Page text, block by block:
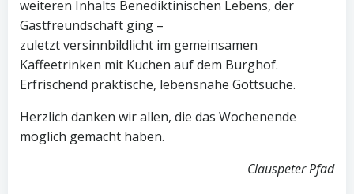
weiteren Inhalts Benediktinischen Lebens, der
Gastfreundschaft ging –
zuletzt versinnbildlicht im gemeinsamen
Kaffeetrinken mit Kuchen auf dem Burghof.
Erfrischend praktische, lebensnahe Gottsuche.
Herzlich danken wir allen, die das Wochenende
möglich gemacht haben.
Clauspeter Pfad